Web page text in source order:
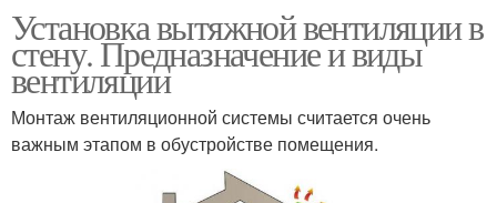
Установка вытяжной вентиляции в
стену. Предназначение и виды
вентиляции
Монтаж вентиляционной системы считается очень
важным этапом в обустройстве помещения.